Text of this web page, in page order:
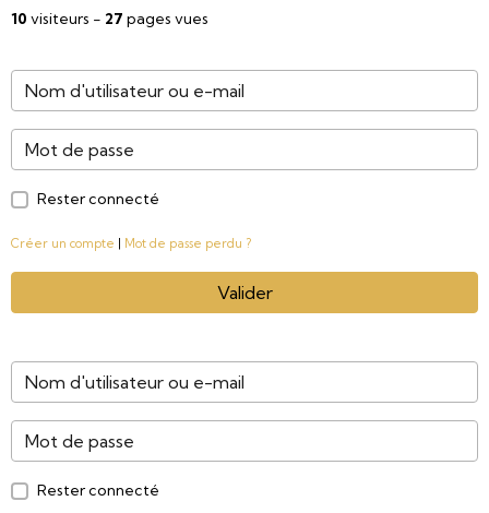
10 visiteurs - 27 pages vues
Rester connecté
Créer un compte | Mot de passe perdu ?
Valider
Rester connecté